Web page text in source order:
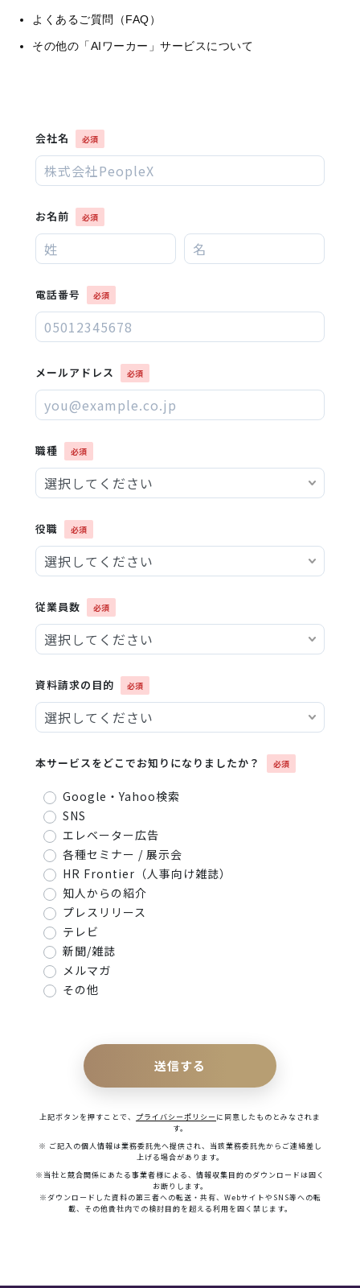
よくあるご質問（FAQ）
その他の「AIワーカー」サービスについて